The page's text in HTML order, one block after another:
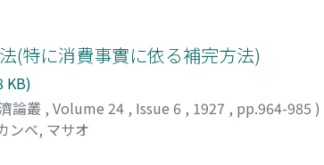
(特に消費事實に依る補完方法)
KB)
論叢 , Volume 24 , Issue 6 , 1927 , pp.964-985 )
ンベ, マサオ